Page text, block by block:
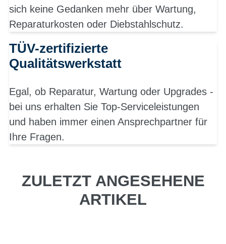
sich keine Gedanken mehr über Wartung,
Reparaturkosten oder Diebstahlschutz.
TÜV-zertifizierte
Qualitätswerkstatt
Egal, ob Reparatur, Wartung oder Upgrades -
bei uns erhalten Sie Top-Serviceleistungen
und haben immer einen Ansprechpartner für
Ihre Fragen.
ZULETZT ANGESEHENE
ARTIKEL